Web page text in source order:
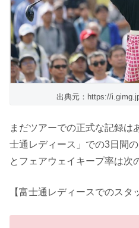
出典元：https://
まだツアーでの正式な記録は
士通レディース」での3日間
とフェアウェイキープ率は次
【富士通レディースでのスタ